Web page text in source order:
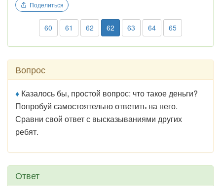
Поделиться
60 61 62 62 63 64 65
Вопрос
♦ Казалось бы, простой вопрос: что такое деньги?
Попробуй самостоятельно ответить на него.
Сравни свой ответ с высказываниями других
ребят.
Ответ